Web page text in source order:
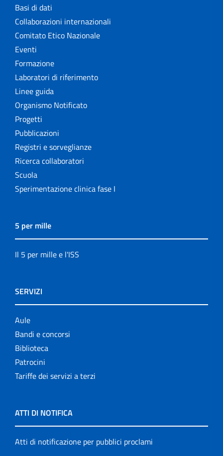
Basi di dati
Collaborazioni internazionali
Comitato Etico Nazionale
Eventi
Formazione
Laboratori di riferimento
Linee guida
Organismo Notificato
Progetti
Pubblicazioni
Registri e sorveglianze
Ricerca collaboratori
Scuola
Sperimentazione clinica fase I
5 per mille
Il 5 per mille e l'ISS
SERVIZI
Aule
Bandi e concorsi
Biblioteca
Patrocini
Tariffe dei servizi a terzi
ATTI DI NOTIFICA
Atti di notificazione per pubblici proclami